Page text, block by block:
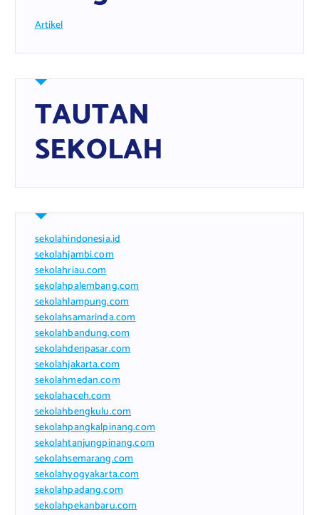
Artikel
TAUTAN
SEKOLAH
sekolahindonesia.id
sekolahjambi.com
sekolahriau.com
sekolahpalembang.com
sekolahlampung.com
sekolahsamarinda.com
sekolahbandung.com
sekolahdenpasar.com
sekolahjakarta.com
sekolahmedan.com
sekolahaceh.com
sekolahbengkulu.com
sekolahpangkalpinang.com
sekolahtanjungpinang.com
sekolahsemarang.com
sekolahyogyakarta.com
sekolahpadang.com
sekolahpekanbaru.com